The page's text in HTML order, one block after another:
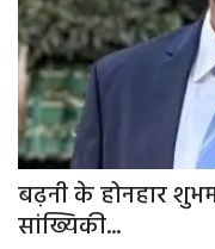
बढ़नी के होनहार
सांख्यिकी...